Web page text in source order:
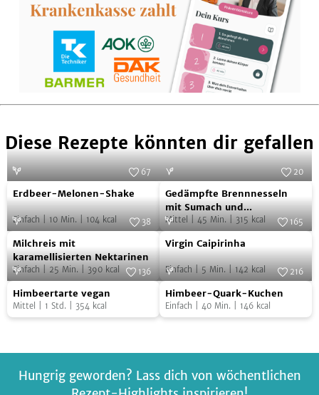
Diese Rezepte könnten dir gefallen
Erdbeer-
Melonen-
Shake
Foto: iStock.com/Aidart
67
Erdbeer-Melonen-Shake
Einfach 10 Min. 104 kcal
Gedämpfte
Brennnesseln
mit
Sumach
und
Schwarzkümmel
Jonathan Lovekin
20
Gedämpfte Brennnesseln
mit Sumach und
Schwarzkümmel
Mittel 45 Min. 315 kcal
Milchreis
mit
karamellisierten
Nektarinen
38
Milchreis mit
karamellisierten Nektarinen
Einfach 25 Min. 390 kcal
Virgin
Caipirinha
165
Virgin Caipirinha
Einfach 5 Min. 142 kcal
Himbeertarte
vegan
136
Himbeertarte vegan
Mittel 1 Std. 354 kcal
Himbeer-
Quark-
Kuchen
SevenCooks
216
Himbeer-Quark-Kuchen
Einfach 40 Min. 146 kcal
Hungrig geworden? Lass dich von wöchentlichen